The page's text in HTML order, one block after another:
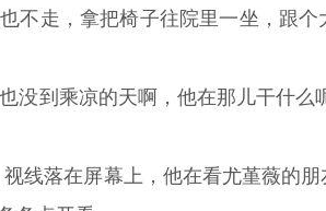
不走，拿把椅子往院里一坐，跟
没到乘凉的天啊，他在那儿干什么
线落在屏幕上，他在看尤堇薇的